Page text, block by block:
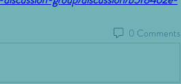
0 Comments